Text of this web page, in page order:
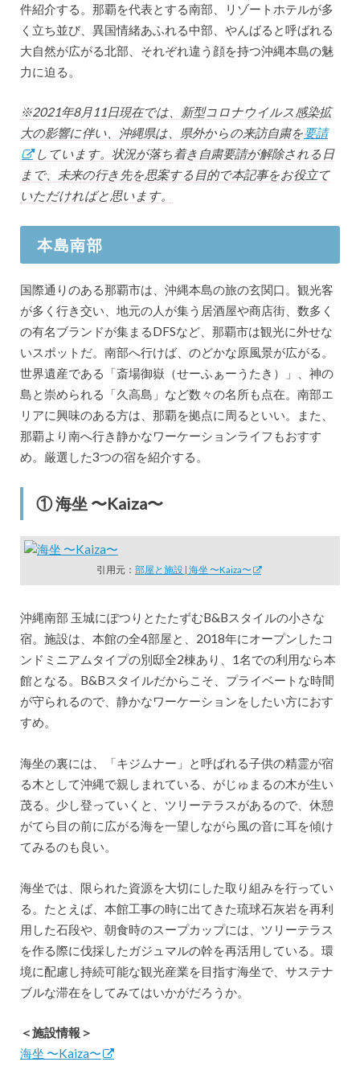
件紹介する。那覇を代表とする南部、リゾートホテルが多
く立ち並び、異国情緒あふれる中部、やんばると呼ばれる
大自然が広がる北部、それぞれ違う顔を持つ沖縄本島の魅
力に迫る。
※2021年8月11日現在では、新型コロナウイルス感染拡
大の影響に伴い、沖縄県は、県外からの来訪自粛を要請
しています。状況が落ち着き自粛要請が解除される日
まで、未来の行き先を思案する目的で本記事をお役立て
いただければと思います。
本島南部
国際通りのある那覇市は、沖縄本島の旅の玄関口。観光客
が多く行き交い、地元の人が集う居酒屋や商店街、数多く
の有名ブランドが集まるDFSなど、那覇市は観光に外せな
いスポットだ。南部へ行けば、のどかな原風景が広がる。
世界遺産である「斎場御嶽（せーふぁーうたき）」、神の
島と崇められる「久高島」など数々の名所も点在。南部エ
リアに興味のある方は、那覇を拠点に周るといい。また、
那覇より南へ行き静かなワーケーションライフもおすす
め。厳選した3つの宿を紹介する。
① 海坐 〜Kaiza〜
引用元： 部屋と施設 | 海坐 〜Kaiza〜
沖縄南部 玉城にぽつりとたたずむB&Bスタイルの小さな
宿。施設は、本館の全4部屋と、2018年にオープンしたコ
ンドミニアムタイプの別邸全2棟あり、1名での利用なら本
館となる。B&Bスタイルだからこそ、プライベートな時間
が守られるので、静かなワーケーションをしたい方におす
すめ。
海坐の裏には、「キジムナー」と呼ばれる子供の精霊が宿
る木として沖縄で親しまれている、がじゅまるの木が生い
茂る。少し登っていくと、ツリーテラスがあるので、休憩
がてら目の前に広がる海を一望しながら風の音に耳を傾け
てみるのも良い。
海坐では、限られた資源を大切にした取り組みを行ってい
る。たとえば、本館工事の時に出てきた琉球石灰岩を再利
用した石段や、朝食時のスープカップには、ツリーテラス
を作る際に伐採したガジュマルの幹を再活用している。環
境に配慮し持続可能な観光産業を目指す海坐で、サステナ
ブルな滞在をしてみてはいかがだろうか。
＜施設情報＞
海坐 〜Kaiza〜